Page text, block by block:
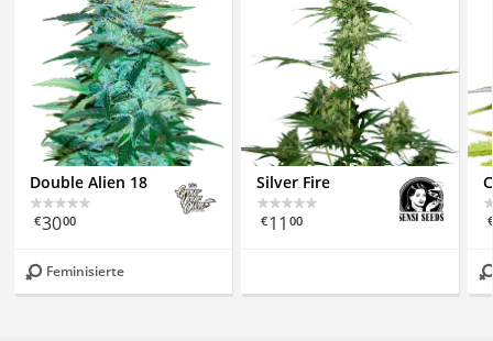
Double Alien 18
€3000
Feminisierte
Silver Fire
€11 00